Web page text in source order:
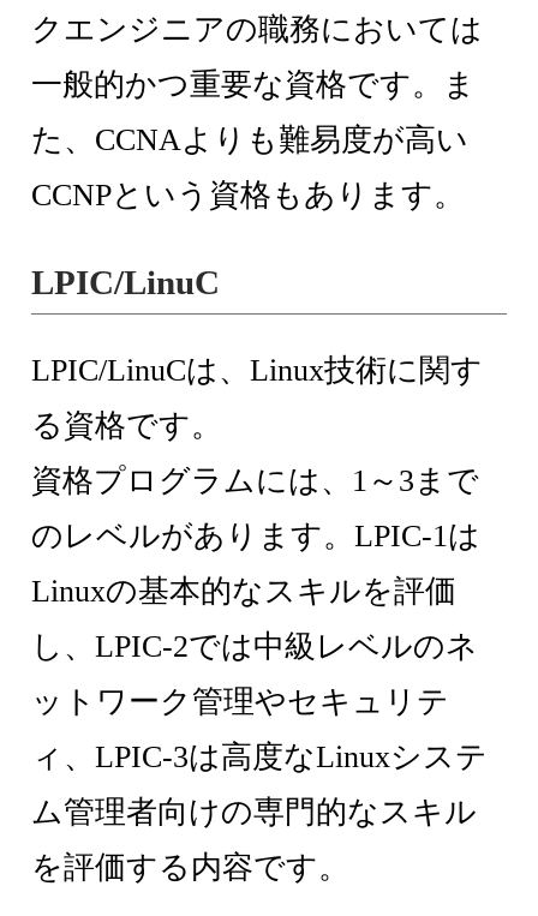
クエンジニアの職務においては
一般的かつ重要な資格です。ま
た、CCNAよりも難易度が高い
CCNPという資格もあります。
LPIC/LinuC
LPIC/LinuCは、Linux技術に関す
る資格です。
資格プログラムには、1～3まで
のレベルがあります。LPIC-1は
Linuxの基本的なスキルを評価
し、LPIC-2では中級レベルのネ
ットワーク管理やセキュリテ
ィ、LPIC-3は高度なLinuxシステ
ム管理者向けの専門的なスキル
を評価する内容です。